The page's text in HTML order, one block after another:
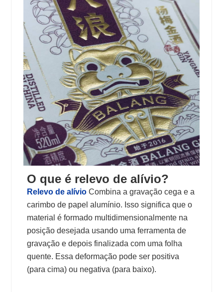
O que é relevo de alívio?
Relevo de alívio Combina a gravação cega e a
carimbo de papel alumínio. Isso significa que o
material é formado multidimensionalmente na
posição desejada usando uma ferramenta de
gravação e depois finalizada com uma folha
quente. Essa deformação pode ser positiva
(para cima) ou negativa (para baixo).